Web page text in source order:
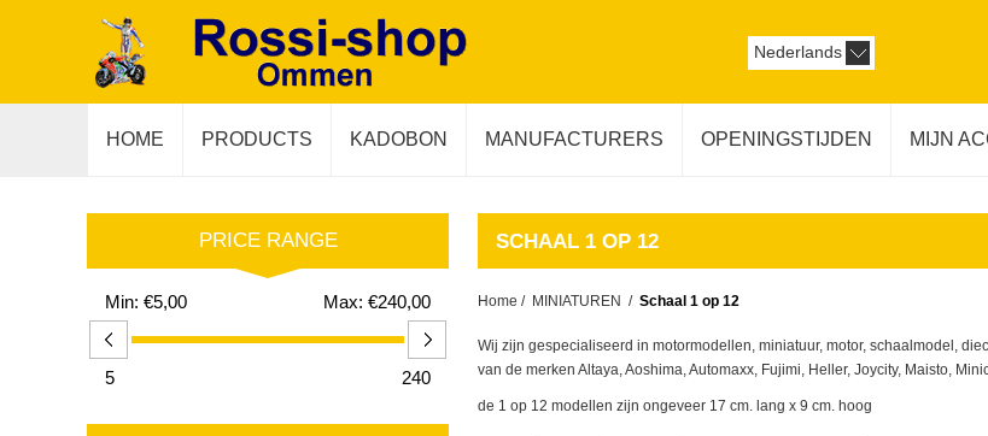
Nederlands
HOME PRODUCTS KADOBON MANUFACTURERS OPENINGSTIJDEN MIJN
SCHAAL 1 OP 12
Home / MINIATUREN / Schaal 1 op 12
Wij zijn gespecialiseerd in motormodellen, miniatuur, motor, schaalmodel,
van de merken Altaya, Aoshima, Automaxx, Fujimi, Heller, Joycity, Maisto,
de 1 op 12 modellen zijn ongeveer 17 cm. lang x 9 cm. hoog
PRICE RANGE
Min: €5,00 Max: €240,00
5 240